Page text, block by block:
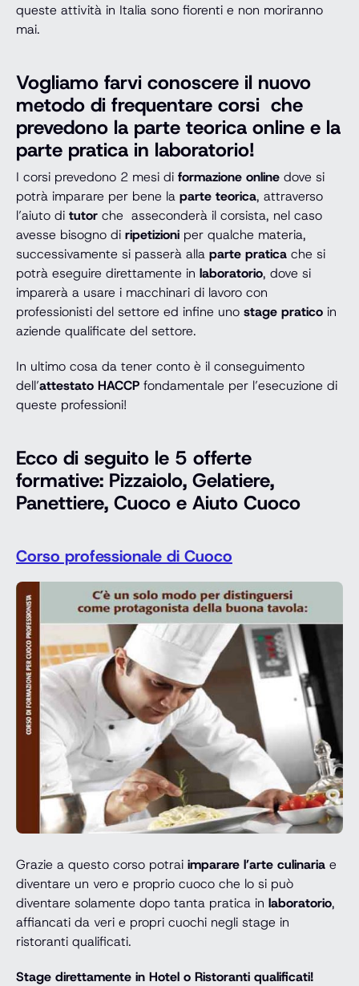
queste attività in Italia sono fiorenti e non moriranno
mai.
Vogliamo farvi conoscere il nuovo
metodo di frequentare corsi che
prevedono la parte teorica online e la
parte pratica in laboratorio!
I corsi prevedono 2 mesi di formazione online dove si
potrà imparare per bene la parte teorica, attraverso
l’aiuto di tutor che asseconderà il corsista, nel caso
avesse bisogno di ripetizioni per qualche materia,
successivamente si passerà alla parte pratica che si
potrà eseguire direttamente in laboratorio, dove si
imparerà a usare i macchinari di lavoro con
professionisti del settore ed infine uno stage pratico in
aziende qualificate del settore.
In ultimo cosa da tener conto è il conseguimento
dell’attestato HACCP fondamentale per l’esecuzione di
queste professioni!
Ecco di seguito le 5 offerte
formative: Pizzaiolo, Gelatiere,
Panettiere, Cuoco e Aiuto Cuoco
Corso professionale di Cuoco
Grazie a questo corso potrai imparare l’arte culinaria e
diventare un vero e proprio cuoco che lo si può
diventare solamente dopo tanta pratica in laboratorio,
affiancati da veri e propri cuochi negli stage in
ristoranti qualificati.
Stage direttamente in Hotel o Ristoranti qualificati!